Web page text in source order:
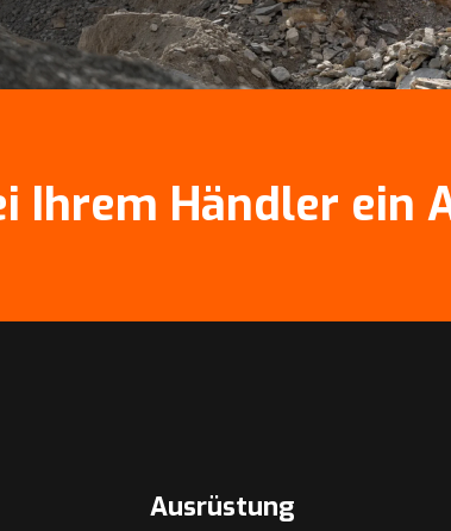
Ihrem Händler ein
Ausrüstung